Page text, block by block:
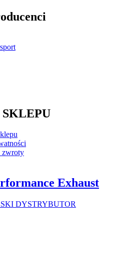
zwroty
Exhaust
DYSTRYBUTOR